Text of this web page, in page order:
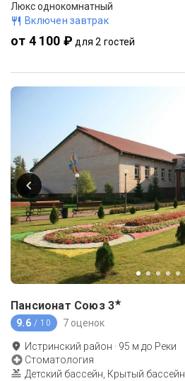
Люкс однокомнатный
Включен завтрак
от 4 100 ₽ для 2 гостей
Пансионат Союз 3★
9.6 / 10 7 оценок
Истринский район · 95 м до Реки
Стоматология
Детский бассейн, Крытый бассейн